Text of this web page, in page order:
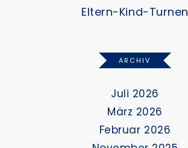
Eltern-Kind-Turnen
ARCHIV
Juli 2026
März 2026
Februar 2026